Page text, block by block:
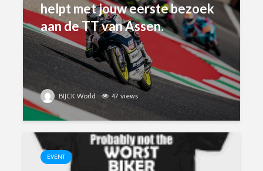
helpt met jouw eerste bezoek
aan de TT van Assen.
BIJCK World 47 views
EVENT